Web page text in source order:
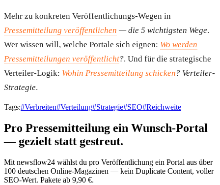
Mehr zu konkreten Veröffentlichungs-Wegen in
Pressemitteilung veröffentlichen — die 5 wichtigsten Wege.
Wer wissen will, welche Portale sich eignen: Wo werden
Pressemitteilungen veröffentlicht?. Und für die strategische
Verteiler-Logik: Wohin Pressemitteilung schicken? Verteiler-
Strategie.
Tags:#Verbreiten#Verteilung#Strategie#SEO#Reichweite
Pro Pressemitteilung ein Wunsch-Portal
— gezielt statt gestreut.
Mit newsflow24 wählst du pro Veröffentlichung ein Portal aus über
100 deutschen Online-Magazinen — kein Duplicate Content, voller
SEO-Wert. Pakete ab 9,90 €.